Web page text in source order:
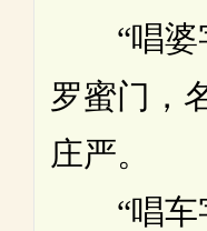
“唱婆
罗蜜门，
庄严。
“唱车